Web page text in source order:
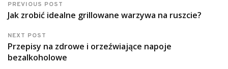
PREVIOUS POST
Jak zrobić idealne grillowane warzywa na ruszcie?
NEXT POST
Przepisy na zdrowe i orzeźwiające napoje
bezalkoholowe